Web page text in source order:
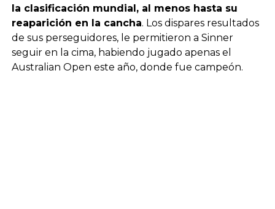
la clasificación mundial, al menos hasta su
reaparición en la cancha. Los dispares resultados
de sus perseguidores, le permitieron a Sinner
seguir en la cima, habiendo jugado apenas el
Australian Open este año, donde fue campeón.